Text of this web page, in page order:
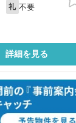
礼 不要
詳細を見る